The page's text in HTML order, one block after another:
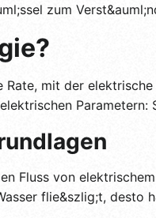
zum
mit der
Fluss von
flie&szlig;t, desto